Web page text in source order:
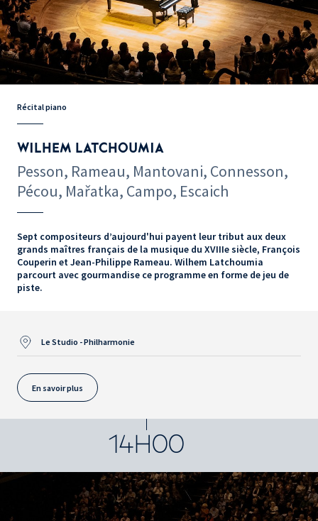
Récital piano
WILHEM LATCHOUMIA
Pesson, Rameau, Mantovani, Connesson,
Pécou, Mařatka, Campo, Escaich
Sept compositeurs d’aujourd'hui payent leur tribut aux deux
grands maîtres français de la musique du XVIIIe siècle, François
Couperin et Jean-Philippe Rameau. Wilhem Latchoumia
parcourt avec gourmandise ce programme en forme de jeu de
piste.
Le Studio - Philharmonie
En savoir plus
14H00